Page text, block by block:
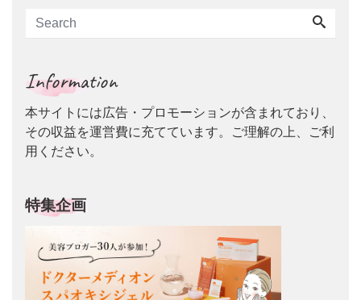
Information
本サイトには広告・プロモーションが含まれており、
その収益を運営費に充てています。ご理解の上、ご利
用ください。
特集企画